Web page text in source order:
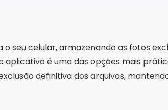
o seu celular, armazenando as fotos
aplicativo é uma das opções mais
definitiva dos arquivos,